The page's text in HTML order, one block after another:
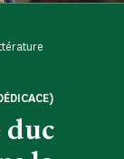
duc